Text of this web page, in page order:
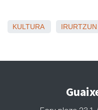
KULTURA IRURTZUN